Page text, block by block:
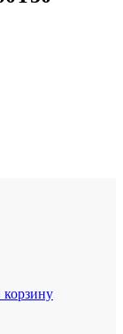
корзину